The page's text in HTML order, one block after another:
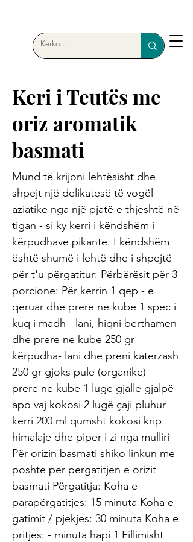
Keri i Teutës me
oriz aromatik
basmati
Mund të krijoni lehtësisht dhe
shpejt një delikatesë të vogël
aziatike nga një pjatë e thjeshtë në
tigan - si ky kerri i këndshëm i
kërpudhave pikante. I këndshëm
është shumë i lehtë dhe i shpejtë
për t'u përgatitur: Përbërësit për 3
porcione: Për kerrin 1 qep - e
qeruar dhe prere ne kube 1 spec i
kuq i madh - lani, hiqni berthamen
dhe prere ne kube 250 gr
kërpudha- lani dhe preni katerzash
250 gr gjoks pule (organike) -
prere ne kube 1 luge gjalle gjalpë
apo vaj kokosi 2 lugë çaji pluhur
kerri 200 ml qumsht kokosi krip
himalaje dhe piper i zi nga mulliri
Për orizin basmati shiko linkun me
poshte per pergatitjen e orizit
basmati Përgatitja: Koha e
parapërgatitjes: 15 minuta Koha e
gatimit / pjekjes: 30 minuta Koha e
pritjes: - minuta hapi 1 Fillimisht